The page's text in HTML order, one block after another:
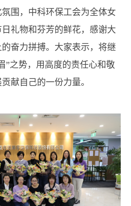
围，中科环保工会为全体女
礼物和芬芳的鲜花，感谢大
奋力拼搏。大家表示，将继
”之势，用高度的责任心和敬
献自己的一份力量。